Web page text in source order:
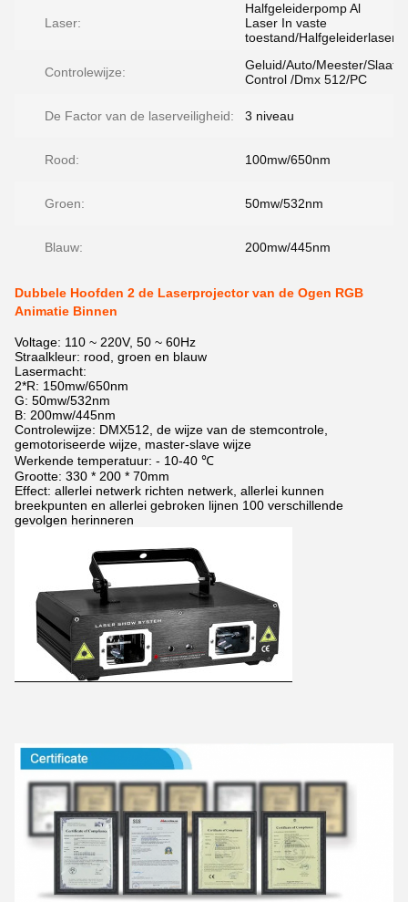
Laser:
Halfgeleiderpomp Al
Laser In vaste
toestand/Halfgeleiderlaser
Controlewijze:
Geluid/Auto/Meester/Slaaf
Control /Dmx 512/PC
De Factor van de laserveiligheid: 3 niveau
Rood: 100mw/650nm
Groen: 50mw/532nm
Blauw: 200mw/445nm
Dubbele Hoofden 2 de Laserprojector van de Ogen RGB
Animatie Binnen
Voltage: 110 ~ 220V, 50 ~ 60Hz
Straalkleur: rood, groen en blauw
Lasermacht:
2*R: 150mw/650nm
G: 50mw/532nm
B: 200mw/445nm
Controlewijze: DMX512, de wijze van de stemcontrole,
gemotoriseerde wijze, master-slave wijze
Werkende temperatuur: - 10-40 ℃
Grootte: 330 * 200 * 70mm
Effect: allerlei netwerk richten netwerk, allerlei kunnen
breekpunten en allerlei gebroken lijnen 100 verschillende
gevolgen herinneren